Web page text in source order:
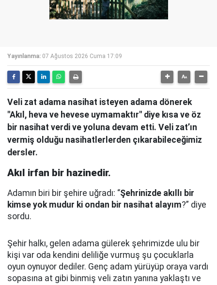
Yayınlanma: 07 Ağustos 2026 Cuma 17:09
Veli zat adama nasihat isteyen adama dönerek
"Akıl, heva ve hevese uymamaktır" diye kısa ve öz
bir nasihat verdi ve yoluna devam etti. Veli zat’ın
vermiş olduğu nasihatlerlerden çıkarabileceğimiz
dersler.
Akıl irfan bir hazinedir.
Adamın biri bir şehire uğradı: “Şehrinizde akıllı bir
kimse yok mudur ki ondan bir nasihat alayım?” diye
sordu.
Şehir halkı, gelen adama gülerek şehrimizde ulu bir
kişi var oda kendini deliliğe vurmuş şu çocuklarla
oyun oynuyor dediler. Genç adam yürüyüp oraya vardı
sopasına at gibi binmiş veli zatın yanına yaklaştı ve